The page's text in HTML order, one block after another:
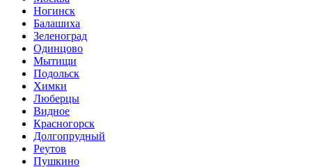
Ногинск
Балашиха
Зеленоград
Одинцово
Мытищи
Подольск
Химки
Люберцы
Видное
Красногорск
Долгопрудный
Реутов
Пушкино